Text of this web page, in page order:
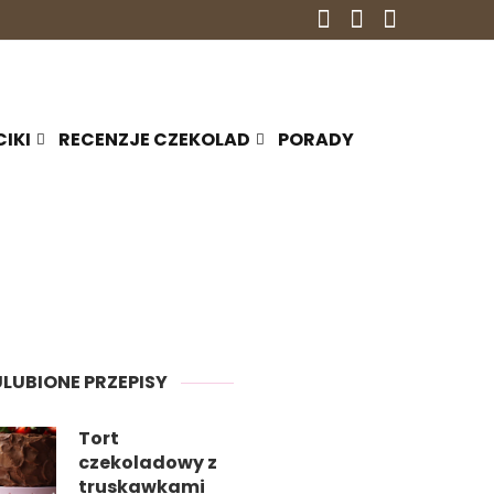
RECENZJE CZEKOLAD PORADY
PRZEPISY
Tort
czekoladowy z
truskawkami